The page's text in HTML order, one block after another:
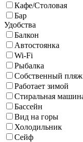
Кафе/Столовая
Бар
Удобства
Балкон
Автостоянка
Wi-Fi
Рыбалка
Собственный пляж
Работает зимой
Стиральная
Бассейн
Вид на горы
Холодильник
Сейф